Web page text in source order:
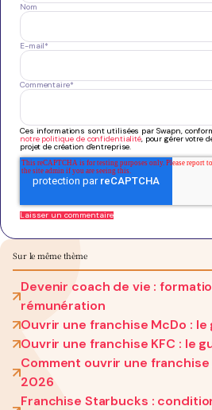
Nom
E-mail*
Commentaire*
Ces informations sont utilisées par Swapn,
notre politique de confidentialité, pour gérer votre
projet de création d'entreprise.
Sur le même thème
Devenir coach de vie :
rémunération
Ouvrir une franchise McDo :
Ouvrir une franchise KFC : le
Comment ouvrir une
2026
Franchise Starbucks :